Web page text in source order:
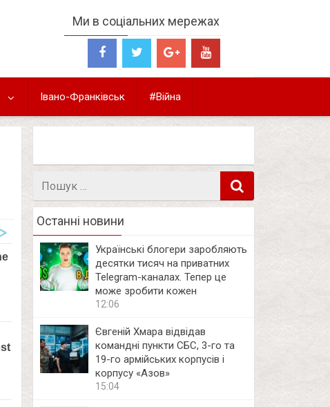
Ми в соціальних мережах
Івано-Франківськ #Війна
Останні новини
Українські блогери заробляють
десятки тисяч на приватних
Telegram-каналах. Тепер це
може зробити кожен
12:06
Євгеній Хмара відвідав
командні пункти СБС, 3-го та
19-го армійських корпусів і
корпусу «Азов»
15:04